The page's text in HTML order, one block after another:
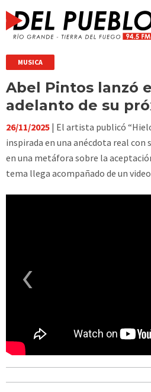
MUSICA
Abel Pintos lanzó
adelanto de su
26/11/2025 | El artista publicó
inspirada en una anécdota real con
en una metáfora sobre la
tema llega acompañado de un
‹